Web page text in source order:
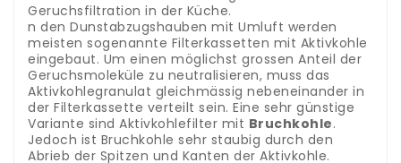
Geruchsfiltration in der Küche.
n den Dunstabzugshauben mit Umluft werden
meisten sogenannte Filterkassetten mit Aktivkohle
eingebaut. Um einen möglichst grossen Anteil der
Geruchsmoleküle zu neutralisieren, muss das
Aktivkohlegranulat gleichmässig nebeneinander in
der Filterkassette verteilt sein. Eine sehr günstige
Variante sind Aktivkohlefilter mit Bruchkohle.
Jedoch ist Bruchkohle sehr staubig durch den
Abrieb der Spitzen und Kanten der Aktivkohle.